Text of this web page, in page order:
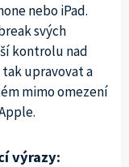
nebo iPad.
svých
kontrolu nad
upravovat a
mimo omezení
výrazy: